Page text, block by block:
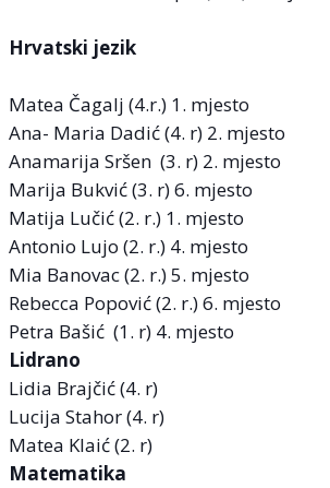
Hrvatski jezik
Matea Čagalj (4.r.) 1. mjesto
Ana- Maria Dadić (4. r) 2. mjesto
Anamarija Sršen (3. r) 2. mjesto
Marija Bukvić (3. r) 6. mjesto
Matija Lučić (2. r.) 1. mjesto
Antonio Lujo (2. r.) 4. mjesto
Mia Banovac (2. r.) 5. mjesto
Rebecca Popović (2. r.) 6. mjesto
Petra Bašić (1. r) 4. mjesto
Lidrano
Lidia Brajčić (4. r)
Lucija Stahor (4. r)
Matea Klaić (2. r)
Matematika